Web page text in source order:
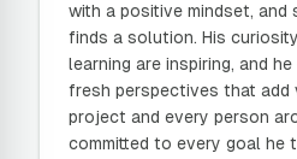
with a positive mindset, and
finds a solution. His
learning are inspiring, and
fresh perspectives that add
project and every person
committed to every goal he